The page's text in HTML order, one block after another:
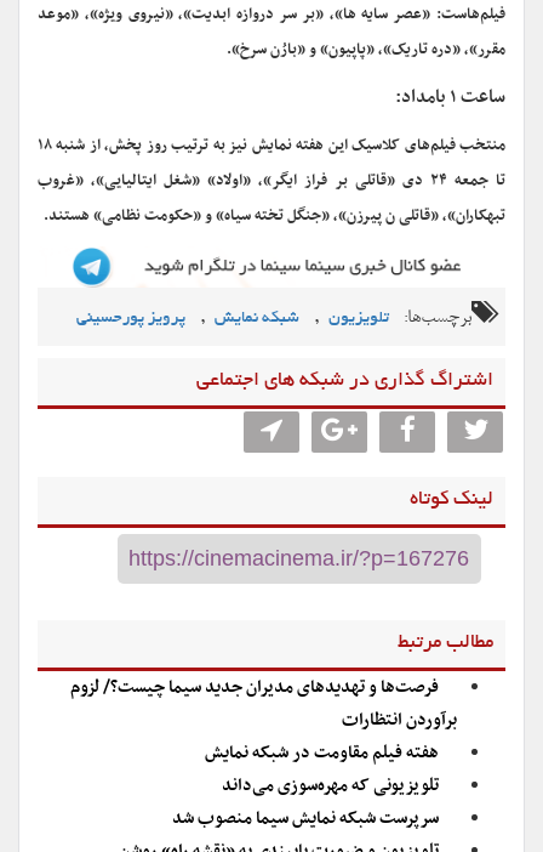
فیلم‌هاست: «عصر سایه ها»، «بر سر دروازه ابدیت»، «نیروی ویژه»، «موعد
مقرر»، «دره تاریک»، «پاپیون» و «بارُن سرخ».
ساعت ۱ بامداد:
منتخب فیلم‌های کلاسیک این هفته نمایش نیز به ترتیب روز پخش، از شنبه ۱۸
تا جمعه ۲۴ دی «قاتلی بر فراز ایگر»، «اولاد» «شغل ایتالیایی»، «غروب
تبهکاران»، «قاتلی ن پیرزن»، «جنگل تخته سیاه» و «حکومت نظامی» هستند.
برچسب‌ها: تلویزیون , شبکه نمایش , پرویز پورحسینی
اشتراگ گذاری در شبکه های اجتماعی
لینک کوتاه
مطالب مرتبط
فرصت‌ها و تهدیدهای مدیران جدید سیما چیست؟/ لزوم
برآوردن انتظارات
هفته فیلم مقاومت در شبکه نمایش
تلویزیونی که مهره‌سوزی می‌داند
سرپرست شبکه نمایش سیما منصوب شد